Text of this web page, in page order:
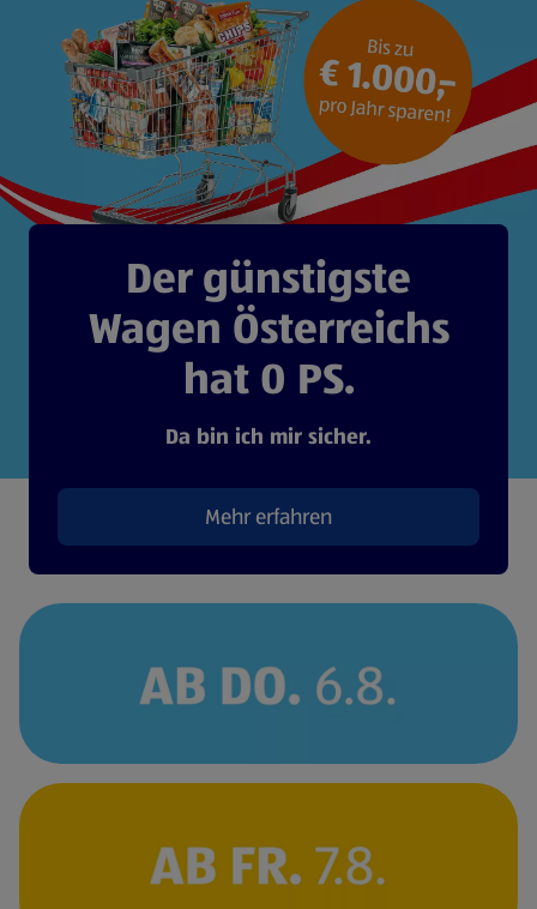
Der günstigste
Wagen Österreichs
hat 0 PS.
Da bin ich mir sicher.
Mehr erfahren